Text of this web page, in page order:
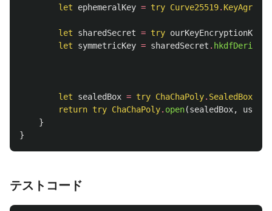
let
ephemeralKey = try Curve25519.
let sharedSecret = try ourKeyEncryptionKey
let
symmetricKey = sharedSecret .
let sealedBox = try ChaChaPoly. SealedBox
return try ChaChaPoly. open(sealedBox, using
}
}
テストコード